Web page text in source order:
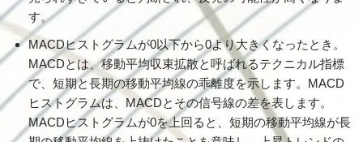
す。
MACDヒストグラムが0以下から0より大きくなったとき。
MACDとは、移動平均収束拡散と呼ばれるテクニカル指標
で、短期と長期の移動平均線の乖離度を示します。MACD
ヒストグラムは、MACDとその信号線の差を表します。
MACDヒストグラムが0を上回ると、短期の移動平均線が長